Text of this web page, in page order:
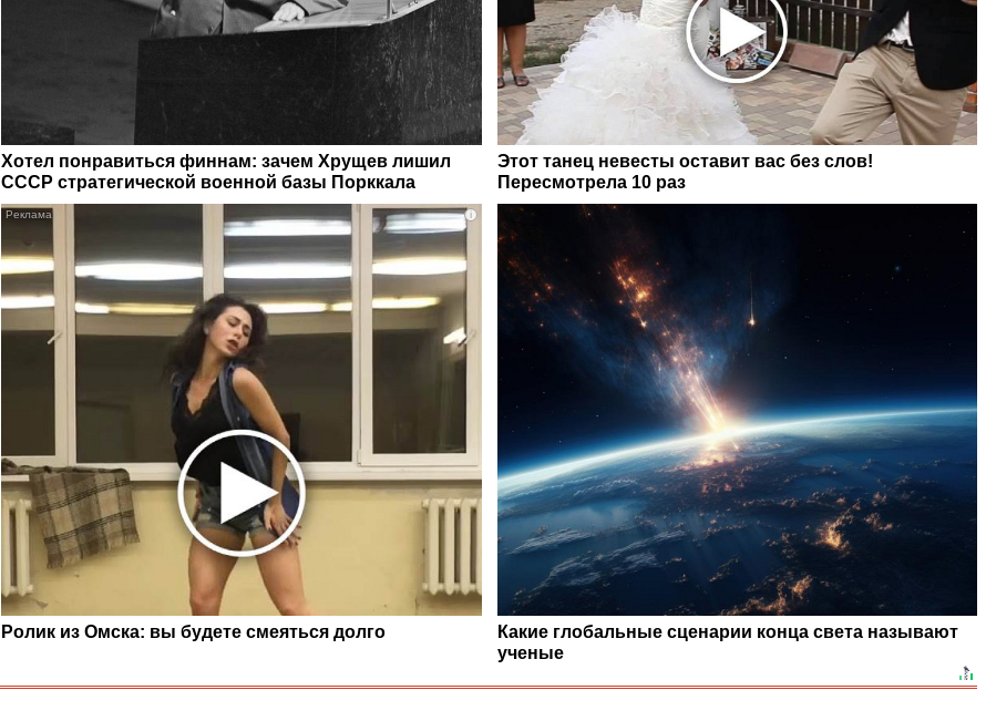
Хотел понравиться финнам: зачем Хрущев лишил
СССР стратегической военной базы Порккала
Этот танец невесты оставит вас без слов!
Пересмотрела 10 раз
i
Ролик из Омска: вы будете смеяться долго
Какие глобальные сценарии конца света называют
ученые